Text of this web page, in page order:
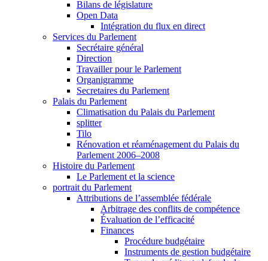
Bilans de législature
Open Data
Intégration du flux en direct
Services du Parlement
Secrétaire général
Direction
Travailler pour le Parlement
Organigramme
Secretaires du Parlement
Palais du Parlement
Climatisation du Palais du Parlement
splitter
Tilo
Rénovation et réaménagement du Palais du
Parlement 2006–2008
Histoire du Parlement
Le Parlement et la science
portrait du Parlement
Attributions de l’assemblée fédérale
Arbitrage des conflits de compétence
Évaluation de l’efficacité
Finances
Procédure budgétaire
Instruments de gestion budgétaire